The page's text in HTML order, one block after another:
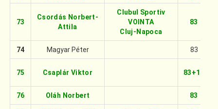
73
Csordás Norbert-
Attila
Clubul Sportiv
VOINTA
Cluj‑Napoca
83
74 Magyar Péter 83
75 Csaplár Viktor 83+16
76 Oláh Norbert 83